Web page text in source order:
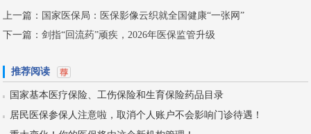
上一篇： 国家医保局：医保影像云织就全国健康“一张网”
下一篇：剑指“回流药”顽疾，2026年医保监管升级
推荐阅读
国家基本医疗保险、工伤保险和生育保险药品目录
居民医保参保人注意啦，取消个人账户不会影响门诊待遇！